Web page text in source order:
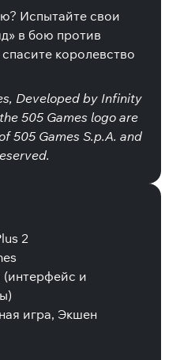
Испытайте свои
в бою против
королевство
Developed by Infinity
505 Games logo are
505 Games S.p.A. and
2
(интерфейс и
игра, Экшен